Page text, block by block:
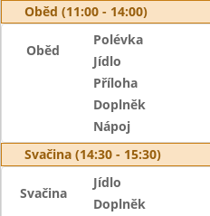
Oběd (11:00 - 14:00)
Oběd
Polévka
Jídlo
Příloha
Doplněk
Nápoj
Svačina (14:30 - 15:30)
Svačina
Jídlo
Doplněk